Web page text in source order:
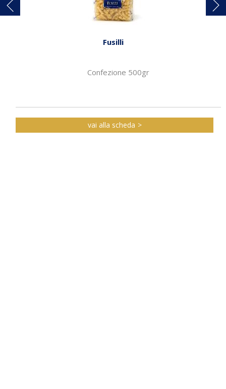
Fusilli
Confezione 500gr
vai alla scheda